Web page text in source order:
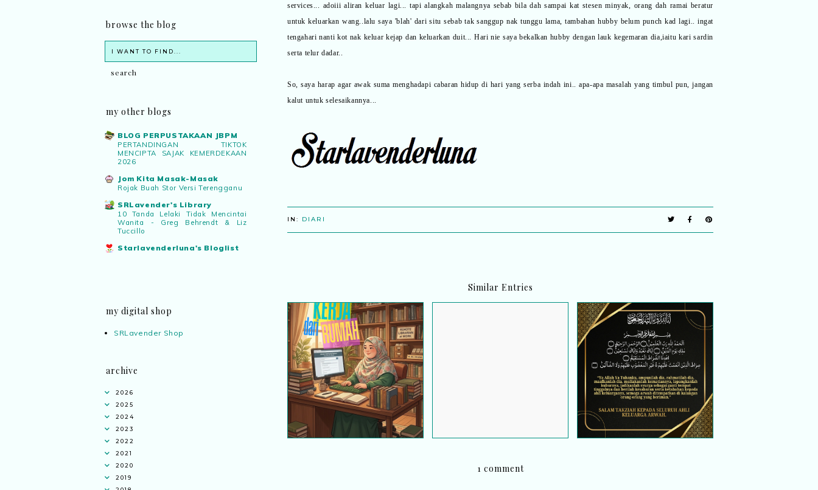
services... adoiii aliran keluar lagi... tapi alangkah malangnya sebab bila dah sampai kat stesen minyak, orang dah ramai beratur
untuk keluarkan wang..lalu saya 'blah' dari situ sebab tak sanggup nak tunggu lama, tambahan hubby belum punch kad lagi.. ingat
tengahari nanti kot nak keluar kejap dan keluarkan duit... Hari nie saya bekalkan hubby dengan lauk kegemaran dia,iaitu kari sardin
serta telur dadar..
So, saya harap agar awak suma menghadapi cabaran hidup di hari yang serba indah ini.. apa-apa masalah yang timbul pun, jangan
kalut untuk selesaikannya...
IN: DIARI
Similar Entries
Kerja dari rumah (BDR) ;
Selamat Hari Pekerja
Dalam redha, dua pergi
1 comment
browse the blog
my other blogs
BLOG PERPUSTAKAAN JBPM
PERTANDINGAN TIKTOK
MENCIPTA SAJAK KEMERDEKAAN
2026
Jom Kita Masak-Masak
Rojak Buah Stor Versi Terengganu
SRLavender's Library
10 Tanda Lelaki Tidak Mencintai
Wanita - Greg Behrendt & Liz
Tuccillo
Starlavenderluna's Bloglist
my digital shop
SRLavender Shop
archive
2026
2025
2024
2023
2022
2021
2020
2019